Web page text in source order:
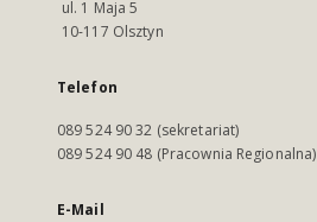
ul. 1 Maja 5
10-117 Olsztyn
Telefon
089 524 90 32 (sekretariat)
089 524 90 48 (Pracownia Regionalna)
E-Mail